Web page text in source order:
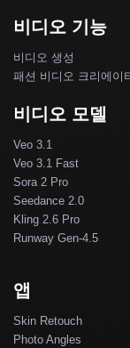
비디오 기능
비디오 생성
패션 비디오 크리에이
비디오 모델
Veo 3.1
Veo 3.1 Fast
Sora 2 Pro
Seedance 2.0
Kling 2.6 Pro
Runway Gen-4.5
앱
Skin Retouch
Photo Angles